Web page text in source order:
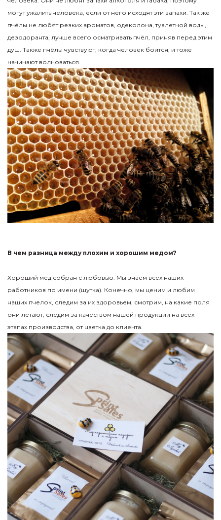
могут ужалить человека, если от него исходят эти запахи. Так же
пчёлы не любят резких ароматов, одеколона, туалетной воды,
дезодоранта, лучше всего осматривать пчёл, приняв перед этим
душ. Также пчёлы чувствуют, когда человек боится, и тоже
начинают волноваться.
В чем разница между плохим и хорошим медом?
Хороший мёд собран с любовью. Мы знаем всех наших
работников по имени (шутка). Конечно, мы ценим и любим
наших пчелок, следим за их здоровьем, смотрим, на какие поля
они летают, следим за качеством нашей продукции на всех
этапах производства, от цветка до клиента.